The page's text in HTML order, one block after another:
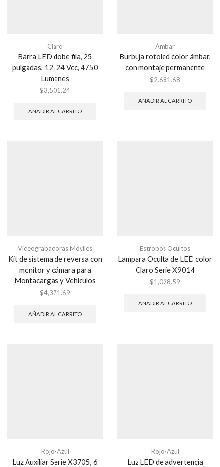
Claro
Barra LED dobe fila, 25
pulgadas, 12-24 Vcc, 4750
Lumenes
$3,501.24
AÑADIR AL CARRITO
Ámbar
Burbuja rotoled color ámbar,
con montaje permanente
$2,681.68
AÑADIR AL CARRITO
Videograbadoras Móviles
Kit de sistema de reversa con
monitor y cámara para
Montacargas y Vehículos
$4,371.69
AÑADIR AL CARRITO
Estrobos Ocultos
Lampara Oculta de LED color
Claro Serie X9014
$1,028.59
AÑADIR AL CARRITO
Rojo-Azul
Luz Auxiliar Serie X3705, 6
Rojo-Azul
Luz LED de advertencia